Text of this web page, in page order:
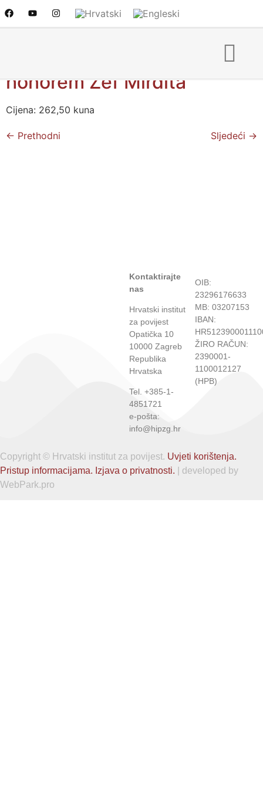
nascitur, historicus fit – ad
honorem Zef Mirdita
Cijena: 262,50 kuna
← Prethodni Sljedeći →
Kontaktirajte
nas
Hrvatski institut
za povijest
Opatička 10
10000 Zagreb
Republika
Hrvatska
Tel. +385-1-
4851721
e-pošta:
info@hipzg.hr
OIB:
23296176633
MB: 03207153
IBAN:
ŽIRO RAČUN:
2390001-
1100012127
(HPB)
Copyright © Hrvatski institut za povijest. Uvjeti korištenja.
Pristup informacijama. Izjava o privatnosti. | developed by
WebPark.pro